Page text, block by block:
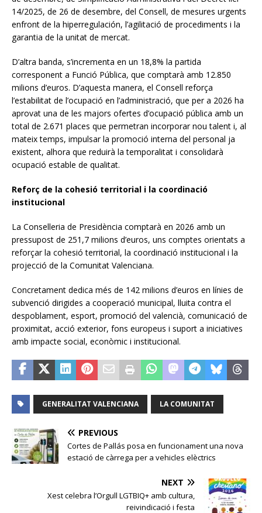
14/2025, de 26 de desembre, del Consell, de mesures urgents
enfront de la hiperregulación, l’agilitació de procediments i la
garantia de la unitat de mercat.
D’altra banda, s’incrementa en un 18,8% la partida
corresponent a Funció Pública, que comptarà amb 12.850
milions d’euros. D’aquesta manera, el Consell reforça
l’estabilitat de l’ocupació en l’administració, que per a 2026 ha
aprovat una de les majors ofertes d’ocupació pública amb un
total de 2.671 places que permetran incorporar nou talent i, al
mateix temps, impulsar la promoció interna del personal ja
existent, alhora que reduirà la temporalitat i consolidarà
ocupació estable de qualitat.
Reforç de la cohesió territorial i la coordinació
institucional
La Conselleria de Presidència comptarà en 2026 amb un
pressupost de 251,7 milions d’euros, uns comptes orientats a
reforçar la cohesió territorial, la coordinació institucional i la
projecció de la Comunitat Valenciana.
Concretament dedica més de 142 milions d’euros en línies de
subvenció dirigides a cooperació municipal, lluita contra el
despoblament, esport, promoció del valencià, comunicació de
proximitat, acció exterior, fons europeus i suport a iniciatives
amb impacte social, econòmic i institucional.
GENERALITAT VALENCIANA LA COMUNITAT
PREVIOUS
Cortes de Pallás posa en funcionament una nova
estació de càrrega per a vehicles elèctrics
NEXT
Xest celebra l’Orgull LGTBIQ+ amb cultura,
reivindicació i festa